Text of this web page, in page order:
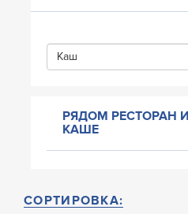
Каш
РЯДОМ РЕСТОРАН
КАШЕ
СОРТИРОВКА: